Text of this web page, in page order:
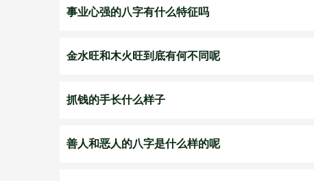
事业心强的八字有什么特征吗
金水旺和木火旺到底有何不同呢
抓钱的手长什么样子
善人和恶人的八字是什么样的呢